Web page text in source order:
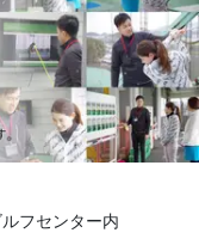
フセンター内